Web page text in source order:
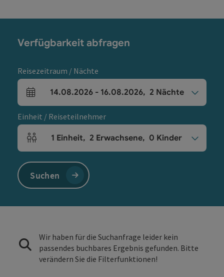
Verfügbarkeit abfragen
Reisezeitraum / Nächte
An- und Abreisefelder
14.08.2026 - 16.08.2026, 2 Nächte
Einheit / Reiseteilnehmer
Einheitenanzahl und Personenfelder
1 Einheit, 2 Erwachsene, 0 Kinder
Suchen
Wir haben für die Suchanfrage leider kein
passendes buchbares Ergebnis gefunden. Bitte
verändern Sie die Filterfunktionen!